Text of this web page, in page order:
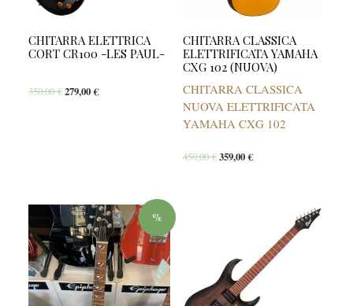
CHITARRA ELETTRICA
CORT CR100 -LES PAUL-
350,00€279,00€
CHITARRA CLASSICA
ELETTRIFICATA YAMAHA
CXG 102 (NUOVA)
CHITARRA CLASSICA
NUOVA ELETTRIFICATA
YAMAHA CXG 102
450,00€359,00€
%